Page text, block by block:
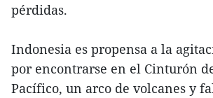
pérdidas.
Indonesia es propensa a la
por encontrarse en el Cinturón
Pacífico, un arco de volcanes y